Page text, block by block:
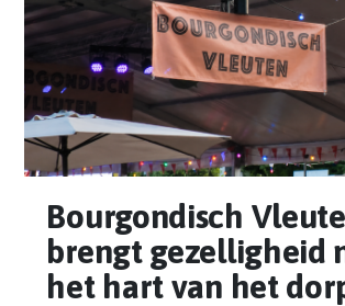
Bourgondisch
brengt gezelligheid
het hart van het